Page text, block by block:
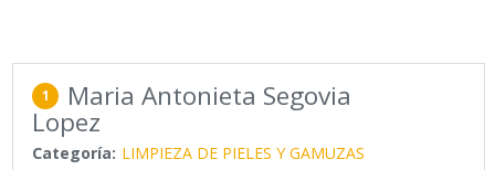
1 Maria Antonieta Segovia
Lopez
Categoría: LIMPIEZA DE PIELES Y GAMUZAS